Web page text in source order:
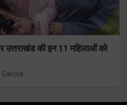
उत्तराखंड की इन 11 महिलाओं को
Gairola